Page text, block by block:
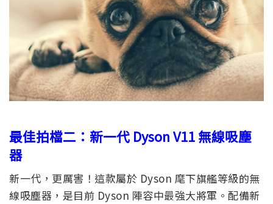
最佳拍檔二：新一代 Dyson V11 無線吸塵
器
新一代，更厲害！這款屬於 Dyson 麾下旗艦等級的無
線吸塵器，是目前 Dyson 陣容中最強大將軍。配備新